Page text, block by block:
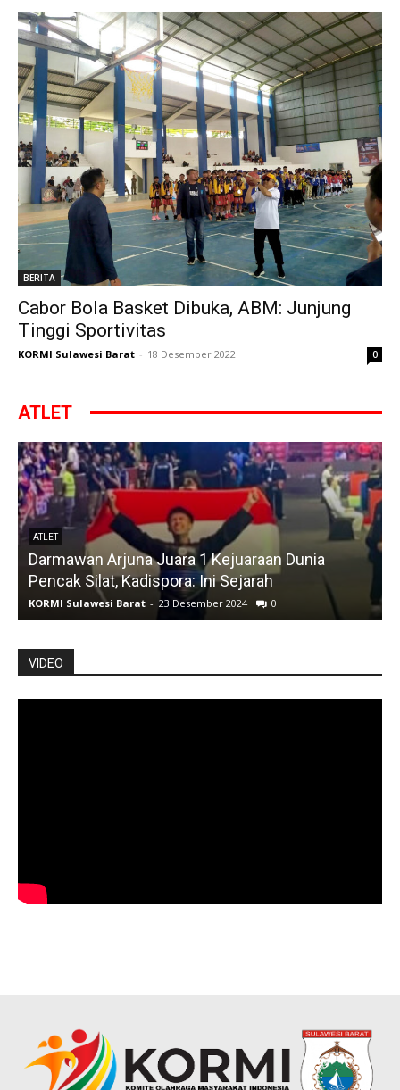
BERITA
Cabor Bola Basket Dibuka, ABM: Junjung
Tinggi Sportivitas
KORMI Sulawesi Barat - 18 Desember 2022 0
ATLET
ATLET
Darmawan Arjuna Juara 1 Kejuaraan Dunia
Pencak Silat, Kadispora: Ini Sejarah
KORMI Sulawesi Barat - 23 Desember 2024 0
VIDEO